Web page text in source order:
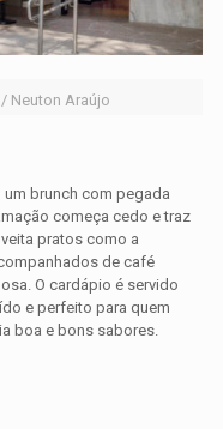
Neuton Araújo
um brunch com pegada
começa cedo e traz
pratos como a
de café
O cardápio é servido
e perfeito para quem
boa e bons sabores.